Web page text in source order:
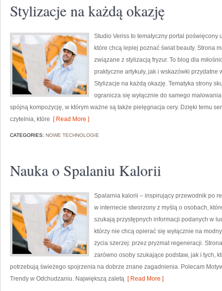
Stylizacje na każdą okazję
Studio Veriss to tematyczny portal poświęcony
które chcą lepiej poznać świat beauty. Strona
związane z stylizacją fryzur. To blog dla
praktyczne artykuły, jak i wskazówki
Stylizacje na każdą okazję. Tematyka strony
ogranicza się wyłącznie do samego
spójną kompozycję, w którym ważne są także pielęgnacja cery. Dzięki temu
czytelnia, które [ Read More ]
CATEGORIES: NOWE TECHNOLOGIE
Nauka o Spalaniu Kalorii
Spalarnia kalorii – inspirujący przewodnik po
w internecie stworzony z myślą o osobach,
szukają przystępnych informacji podanych w
którzy nie chcą opierać się wyłącznie na
życia szerzej: przez pryzmat regeneracji.
zarówno osoby szukające podstaw, jak i tych,
potrzebują świeżego spojrzenia na dobrze znane zagadnienia. Polecam
Trendy w Odchudzaniu. Największą zaletą [ Read More ]